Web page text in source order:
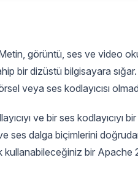
görüntü, ses ve video
bir dizüstü bilgisayara
veya ses kodlayıcısı
ve bir ses kodlayıcıyı
ses dalga biçimlerini
bir Apache